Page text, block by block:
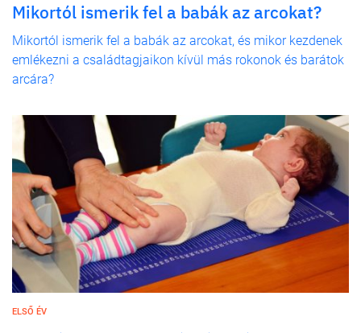
Mikortól ismerik fel a babák az arcokat?
Mikortól ismerik fel a babák az arcokat, és mikor kezdenek
emlékezni a családtagjaikon kívül más rokonok és barátok
arcára?
ELSŐ ÉV